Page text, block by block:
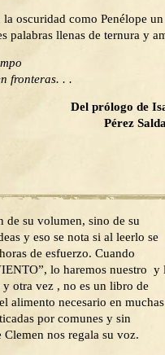
oscuridad como Penélope un
palabras llenas de ternura y
fronteras. . .
de
Pérez
su volumen, sino de su
y eso se nota si al leerlo se
de esfuerzo. Cuando
lo haremos nuestro y
otra vez , no es un libro de
alimento necesario en muchas
por comunes y sin
Clemen nos regala su voz.